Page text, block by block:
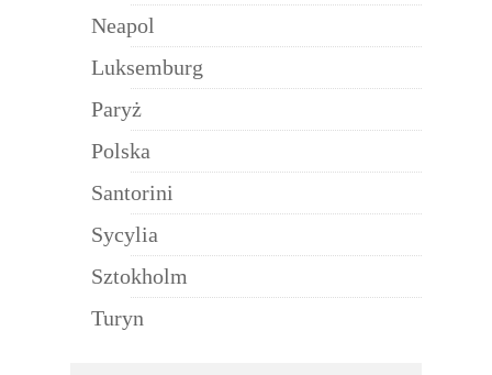
Neapol
Luksemburg
Paryż
Polska
Santorini
Sycylia
Sztokholm
Turyn